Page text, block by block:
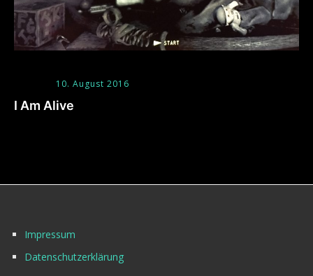
10. August 2016
I Am Alive
Impressum
Datenschutzerklärung